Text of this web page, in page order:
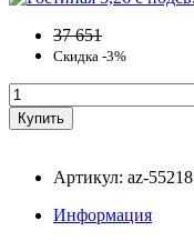
37 651
Скидка -3%
Артикул: az-55218
Информация